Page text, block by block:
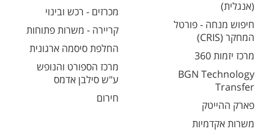
(אנגלית)
חיפוש מנחה - פורטל
המחקר (CRIS)
מרכז יזמות 360
BGN Technology
Transfer
פארק ההייטק
משרות אקדמיות
מכרזים - רכש ובינוי
קריירה - משרות פתוחות
החלפת סיסמה ארגונית
מרכז הספורט והנופש
ע"ש סילבן אדמס
חירום